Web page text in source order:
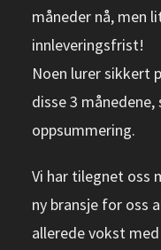
måneder nå, men
innleveringsfrist!
Noen lurer sikkert
disse 3
oppsummering.
Vi har tilegnet oss
ny bransje for oss
allerede vokst